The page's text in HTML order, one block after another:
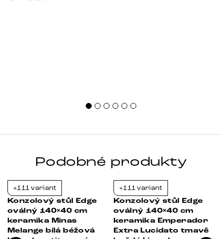
Podobné produkty
+111 variant
Konzolový stůl Edge
oválný 140×40 cm
keramika Minas
Melange bílá béžová
+111 variant
Konzolový stůl Edge
oválný 140×40 cm
keramika Emperador
Extra Lucidato tmavě